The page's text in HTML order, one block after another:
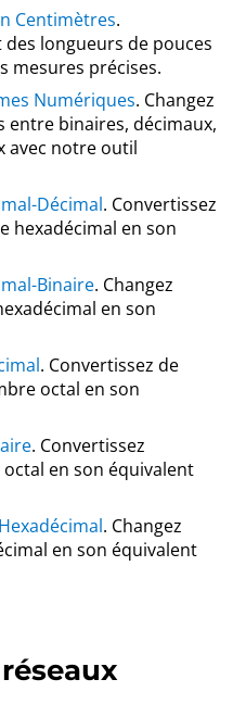
Centimètres.
longueurs de pouces
mesures précises.
Numériques. Changez
entre binaires, décimaux,
avec notre outil
Décimal. Convertissez
hexadécimal en son
Binaire. Changez
en son
. Convertissez de
octal en son
. Convertissez
en son équivalent
. Changez
en son équivalent